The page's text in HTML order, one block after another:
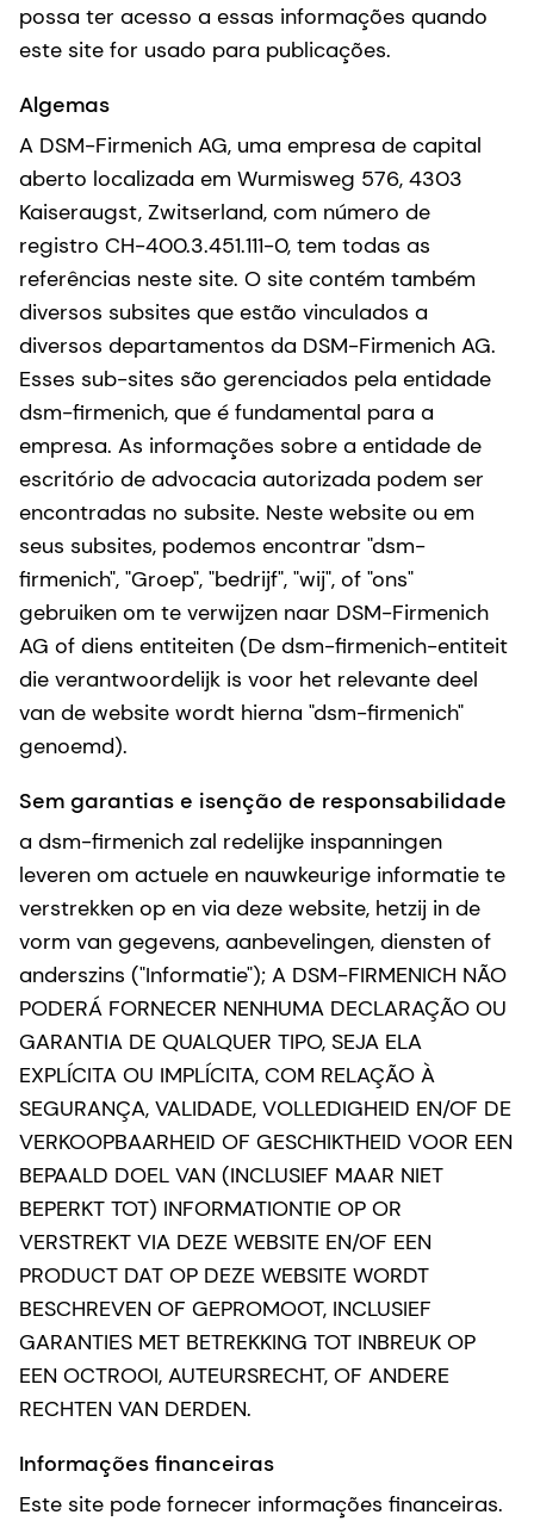
possa ter acesso a essas informações quando
este site for usado para publicações.
Algemas
A DSM-Firmenich AG, uma empresa de capital
aberto localizada em Wurmisweg 576, 4303
Kaiseraugst, Zwitserland, com número de
registro CH-400.3.451.111-0, tem todas as
referências neste site. O site contém também
diversos subsites que estão vinculados a
diversos departamentos da DSM-Firmenich AG.
Esses sub-sites são gerenciados pela entidade
dsm-firmenich, que é fundamental para a
empresa. As informações sobre a entidade de
escritório de advocacia autorizada podem ser
encontradas no subsite. Neste website ou em
seus subsites, podemos encontrar "dsm-
firmenich", "Groep", "bedrijf", "wij", of "ons"
gebruiken om te verwijzen naar DSM-Firmenich
AG of diens entiteiten (De dsm-firmenich-entiteit
die verantwoordelijk is voor het relevante deel
van de website wordt hierna "dsm-firmenich"
genoemd).
Sem garantias e isenção de responsabilidade
a dsm-firmenich zal redelijke inspanningen
leveren om actuele en nauwkeurige informatie te
verstrekken op en via deze website, hetzij in de
vorm van gegevens, aanbevelingen, diensten of
anderszins ("Informatie"); A DSM-FIRMENICH NÃO
PODERÁ FORNECER NENHUMA DECLARAÇÃO OU
GARANTIA DE QUALQUER TIPO, SEJA ELA
EXPLÍCITA OU IMPLÍCITA, COM RELAÇÃO À
SEGURANÇA, VALIDADE, VOLLEDIGHEID EN/OF DE
VERKOOPBAARHEID OF GESCHIKTHEID VOOR EEN
BEPAALD DOEL VAN (INCLUSIEF MAAR NIET
BEPERKT TOT) INFORMATIONTIE OP OR
VERSTREKT VIA DEZE WEBSITE EN/OF EEN
PRODUCT DAT OP DEZE WEBSITE WORDT
BESCHREVEN OF GEPROMOOT, INCLUSIEF
GARANTIES MET BETREKKING TOT INBREUK OP
EEN OCTROOI, AUTEURSRECHT, OF ANDERE
RECHTEN VAN DERDEN.
Informações financeiras
Este site pode fornecer informações financeiras.